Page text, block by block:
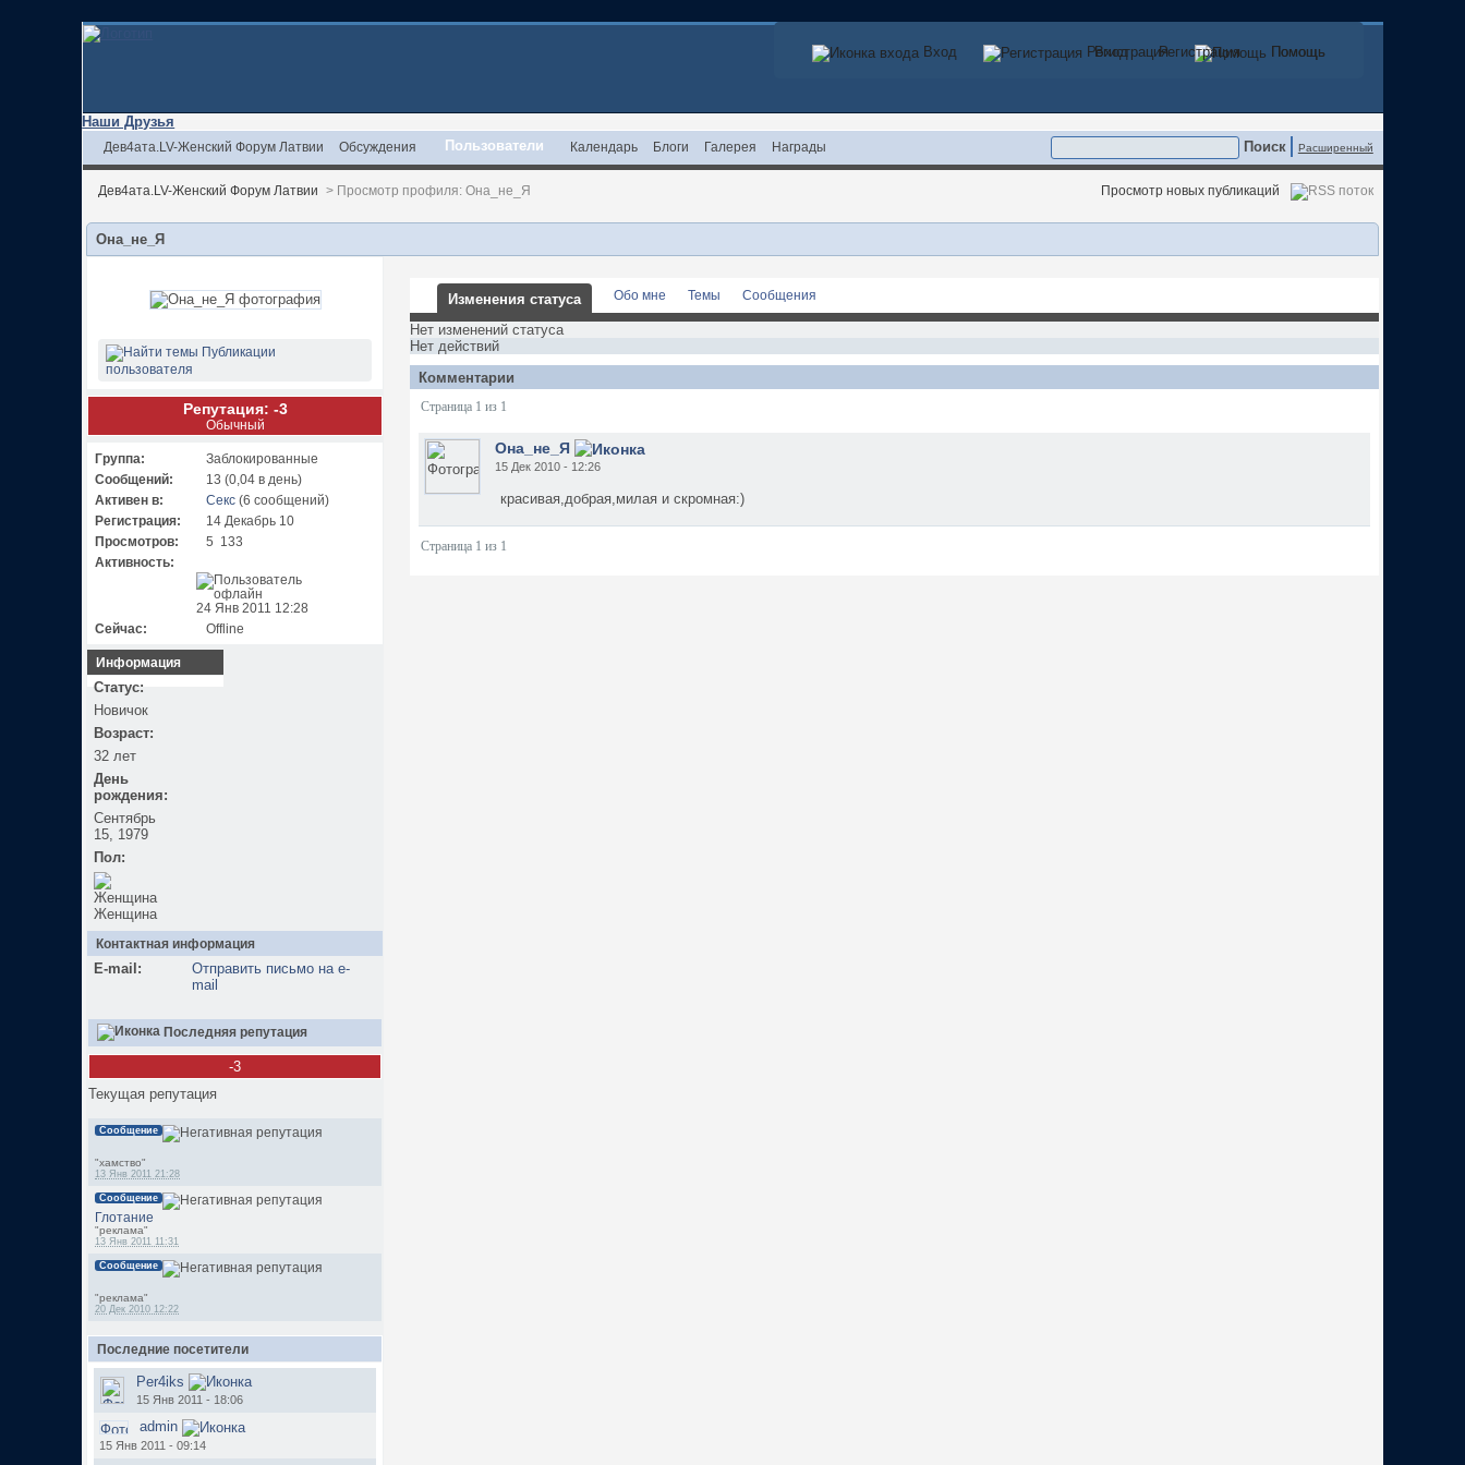
Вход Регистрация Помощь
Вход Регистрация Помощь
Наши Друзья
Расширенный
Дев4ата.LV-Женский Форум Латвии Обсуждения Пользователи Календарь Блоги Галерея Награды
Дев4ата.LV-Женский Форум Латвии > Просмотр профиля: Она_не_Я Просмотр новых публикаций
Она_не_Я
Публикации
пользователя
Репутация: -3
Обычный
Группа:
Заблокированные
Сообщений:
13 (0,04 в день)
Активен в:
Секс (6 сообщений)
Регистрация:
14 Декабрь 10
Просмотров:
5 133
Активность:
24 Янв 2011 12:28
Сейчас:
Offline
Информация
Статус:
Новичок
Возраст:
32 лет
День
рождения:
Сентябрь
15, 1979
Пол:
Женщина
Контактная информация
E-mail:
Отправить письмо на e-
mail
Последняя репутация
-3
Текущая репутация
Сообщение
"хамство"
13 Янв 2011 21:28
Сообщение
Глотание
"реклама"
13 Янв 2011 11:31
Сообщение
"реклама"
20 Дек 2010 12:22
Последние посетители
Per4iks
15 Янв 2011 - 18:06
admin
15 Янв 2011 - 09:14
Изменения статуса Обо мне Темы Сообщения
Нет изменений статуса
Нет действий
Комментарии
Страница 1 из 1
Она_не_Я
15 Дек 2010 - 12:26
красивая,добрая,милая и скромная:)
Страница 1 из 1